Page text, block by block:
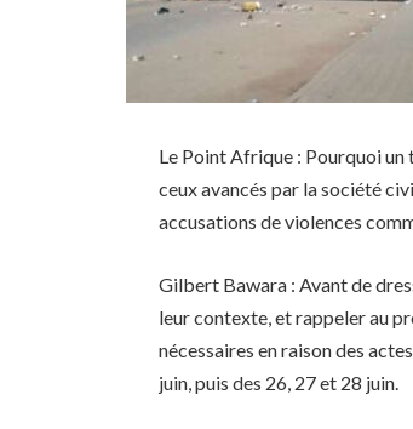
Le Point Afrique : Pourquoi
ceux avancés par la société
accusations de violences
Gilbert Bawara : Avant de
leur contexte, et rappeler au
nécessaires en raison des
juin, puis des 26, 27 et 28 juin.